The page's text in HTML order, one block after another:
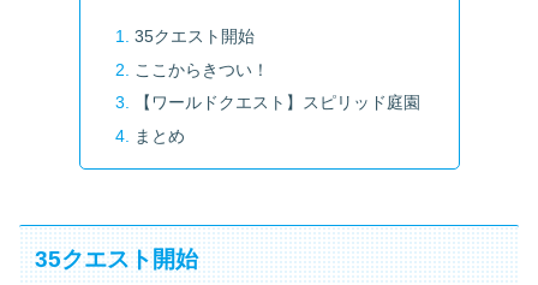
35クエスト開始
ここからきつい！
【ワールドクエスト】スピリッド庭園
まとめ
35クエスト開始